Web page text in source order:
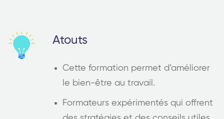
Atouts
Cette formation permet d’améliorer
le bien-être au travail.
Formateurs expérimentés qui offrent